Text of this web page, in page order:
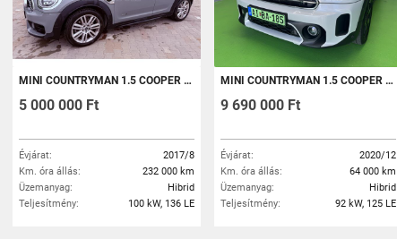
MINI COUNTRYMAN 1.5 COOPER S E ALL4 (AUTOMATA)
5 000 000 Ft
Évjárat:
2017/8
Km. óra állás:
232 000 km
Üzemanyag:
Hibrid
Teljesítmény:
100 kW, 136 LE
MINI COUNTRYMAN 1.5 COOPER SE ALL4 (AUTOMATA) PLUG IN HYBRID (PHEV) 220LE ÖSSZTELJESÍMÉNY
9 690 000 Ft
Évjárat:
2020/12
Km. óra állás:
64 000 km
Üzemanyag:
Hibrid
Teljesítmény:
92 kW, 125 LE